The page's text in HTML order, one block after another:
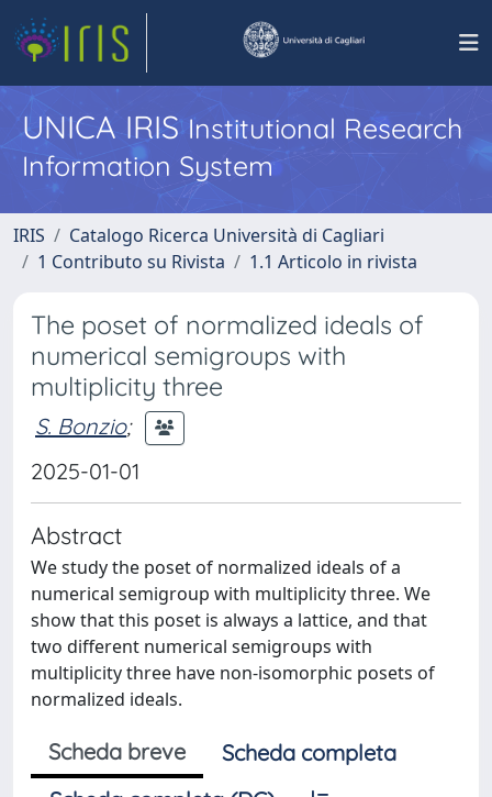
UNICA IRISInstitutional Research
Information System
IRIS
Catalogo Ricerca Università di Cagliari
1 Contributo su Rivista
1.1 Articolo in rivista
The poset of normalized ideals of
numerical semigroups with
multiplicity three
S. Bonzio;
2025-01-01
Abstract
We study the poset of normalized ideals of a
numerical semigroup with multiplicity three. We
show that this poset is always a lattice, and that
two different numerical semigroups with
multiplicity three have non-isomorphic posets of
normalized ideals.
Scheda breve
Scheda completa